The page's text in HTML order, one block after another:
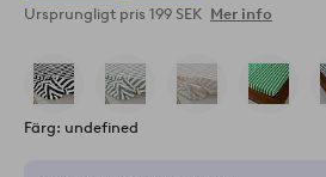
Ursprungligt pris 199 SEK Mer info
Färg: undefined